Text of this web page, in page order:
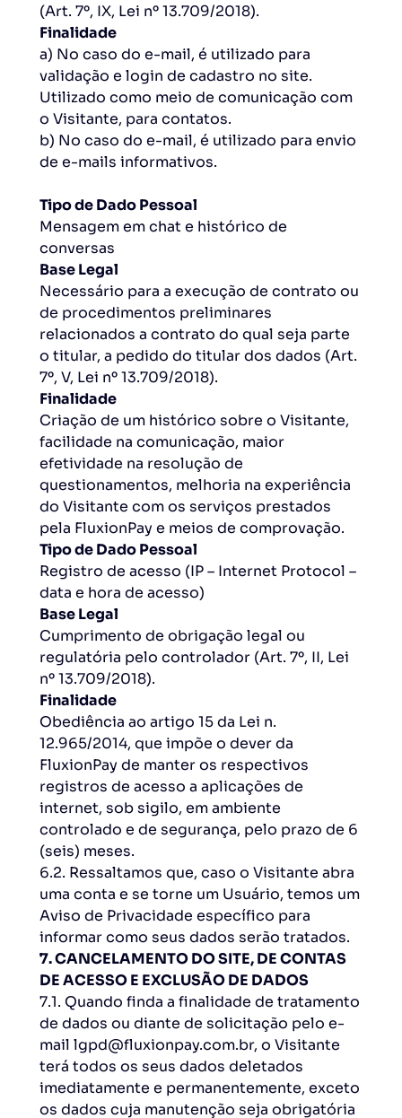
(Art. 7º, IX, Lei nº 13.709/2018).
Finalidade
a) No caso do e-mail, é utilizado para
validação e login de cadastro no site.
Utilizado como meio de comunicação com
o Visitante, para contatos.
b) No caso do e-mail, é utilizado para envio
de e-mails informativos.
Tipo de Dado Pessoal
Mensagem em chat e histórico de
conversas
Base Legal
Necessário para a execução de contrato ou
de procedimentos preliminares
relacionados a contrato do qual seja parte
o titular, a pedido do titular dos dados (Art.
7º, V, Lei nº 13.709/2018).
Finalidade
Criação de um histórico sobre o Visitante,
facilidade na comunicação, maior
efetividade na resolução de
questionamentos, melhoria na experiência
do Visitante com os serviços prestados
pela FluxionPay e meios de comprovação.
Tipo de Dado Pessoal
Registro de acesso (IP – Internet Protocol –
data e hora de acesso)
Base Legal
Cumprimento de obrigação legal ou
regulatória pelo controlador (Art. 7º, II, Lei
nº 13.709/2018).
Finalidade
Obediência ao artigo 15 da Lei n.
12.965/2014, que impõe o dever da
FluxionPay de manter os respectivos
registros de acesso a aplicações de
internet, sob sigilo, em ambiente
controlado e de segurança, pelo prazo de 6
(seis) meses.
6.2. Ressaltamos que, caso o Visitante abra
uma conta e se torne um Usuário, temos um
Aviso de Privacidade específico para
informar como seus dados serão tratados.
7. CANCELAMENTO DO SITE, DE CONTAS
DE ACESSO E EXCLUSÃO DE DADOS
7.1. Quando finda a finalidade de tratamento
de dados ou diante de solicitação pelo e-
mail lgpd@fluxionpay.com.br, o Visitante
terá todos os seus dados deletados
imediatamente e permanentemente, exceto
os dados cuja manutenção seja obrigatória